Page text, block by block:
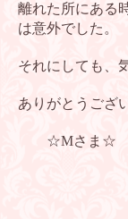
離れた所にある
は意外でした。
それにしても、
ありがとうござ
☆Mさま☆